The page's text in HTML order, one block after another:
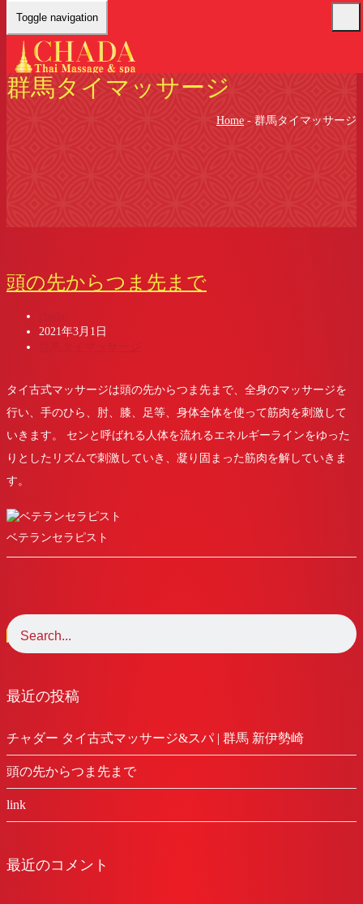
Toggle navigation
群馬タイマッサージ
Home - 群馬タイマッサージ
頭の先からつま先まで
2021年3月1日
群馬タイマッサージ
タイ古式マッサージは頭の先からつま先まで、全身のマッサージを
行い、手のひら、肘、膝、足等、身体全体を使って筋肉を刺激して
いきます。 センと呼ばれる人体を流れるエネルギーラインをゆった
りとしたリズムで刺激していき、凝り固まった筋肉を解していきま
す。
ベテランセラピスト
最近の投稿
チャダー タイ古式マッサージ&スパ | 群馬 新伊勢崎
頭の先からつま先まで
link
最近のコメント